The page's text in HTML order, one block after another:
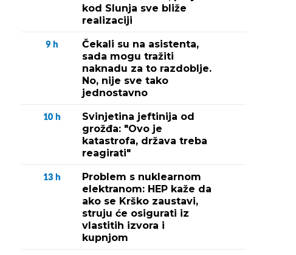
kod Slunja sve bliže
realizaciji
9 h
Čekali su na asistenta,
sada mogu tražiti
naknadu za to razdoblje.
No, nije sve tako
jednostavno
10 h
Svinjetina jeftinija od
grožđa: "Ovo je
katastrofa, država treba
reagirati"
13 h
Problem s nuklearnom
elektranom: HEP kaže da
ako se Krško zaustavi,
struju će osigurati iz
vlastitih izvora i
kupnjom